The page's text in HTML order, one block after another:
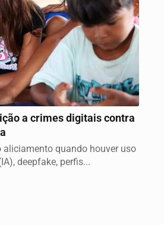
a crimes digitais contra
aliciamento quando houver uso
deepfake, perfis...